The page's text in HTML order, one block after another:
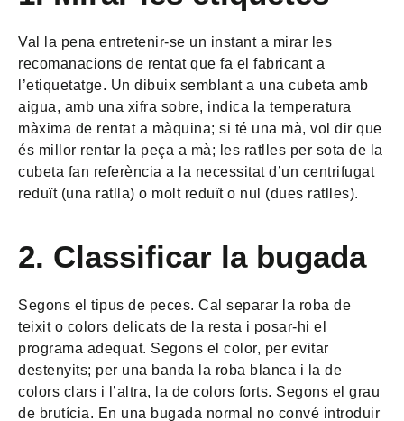
Val la pena entretenir-se un instant a mirar les
recomanacions de rentat que fa el fabricant a
l’etiquetatge. Un dibuix semblant a una cubeta amb
aigua, amb una xifra sobre, indica la temperatura
màxima de rentat a màquina; si té una mà, vol dir que
és millor rentar la peça a mà; les ratlles per sota de la
cubeta fan referència a la necessitat d’un centrifugat
reduït (una ratlla) o molt reduït o nul (dues ratlles).
2. Classificar la bugada
Segons el tipus de peces. Cal separar la roba de
teixit o colors delicats de la resta i posar-hi el
programa adequat. Segons el color, per evitar
destenyits; per una banda la roba blanca i la de
colors clars i l’altra, la de colors forts. Segons el grau
de brutícia. En una bugada normal no convé introduir